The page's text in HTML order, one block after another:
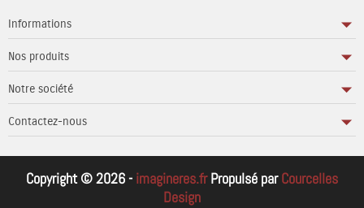
Informations
Nos produits
Notre société
Contactez-nous
Copyright © 2026 - imagineres.frPropulsé parCourcelles
Design